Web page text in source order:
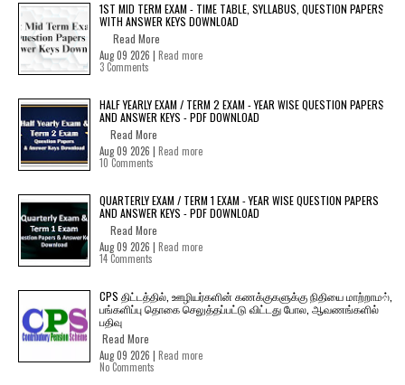
1ST MID TERM EXAM - TIME TABLE, SYLLABUS, QUESTION PAPERS
WITH ANSWER KEYS DOWNLOAD
Read More
Aug 09 2026 | Read more
3 Comments
HALF YEARLY EXAM / TERM 2 EXAM - YEAR WISE QUESTION PAPERS
AND ANSWER KEYS - PDF DOWNLOAD
Read More
Aug 09 2026 | Read more
10 Comments
QUARTERLY EXAM / TERM 1 EXAM - YEAR WISE QUESTION PAPERS
AND ANSWER KEYS - PDF DOWNLOAD
Read More
Aug 09 2026 | Read more
14 Comments
CPS திட்டத்தில், ஊழியர்களின் கணக்குகளுக்கு நிதியை மாற்றாமல்,
பங்களிப்பு தொகை செலுத்தப்பட்டு விட்டது போல, ஆவணங்களில்
பதிவு
Read More
Aug 09 2026 | Read more
No Comments